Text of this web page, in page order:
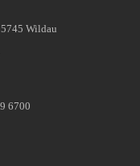
Wildau
6700